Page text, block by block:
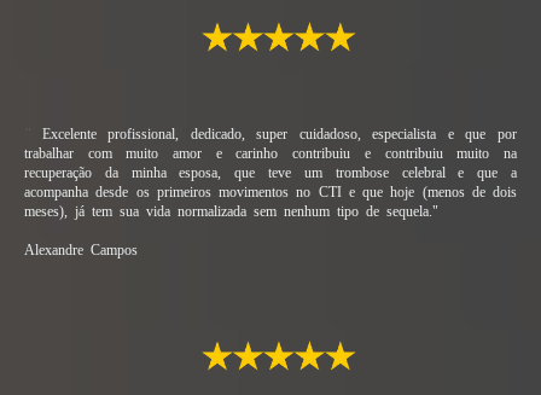
Excelente profissional, dedicado, super cuidadoso, especialista e que por
trabalhar com muito amor e carinho contribuiu e contribuiu muito na
recuperação da minha esposa, que teve um trombose celebral e que a
acompanha desde os primeiros movimentos no CTI e que hoje (menos de dois
meses), já tem sua vida normalizada sem nenhum tipo de sequela."
Alexandre Campos